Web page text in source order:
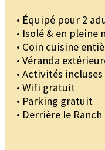
• Équipé pour 2
• Isolé & en pleine
• Coin cuisine
• Véranda
• Activités incluses
• Wifi gratuit
• Parking gratuit
• Derrière le